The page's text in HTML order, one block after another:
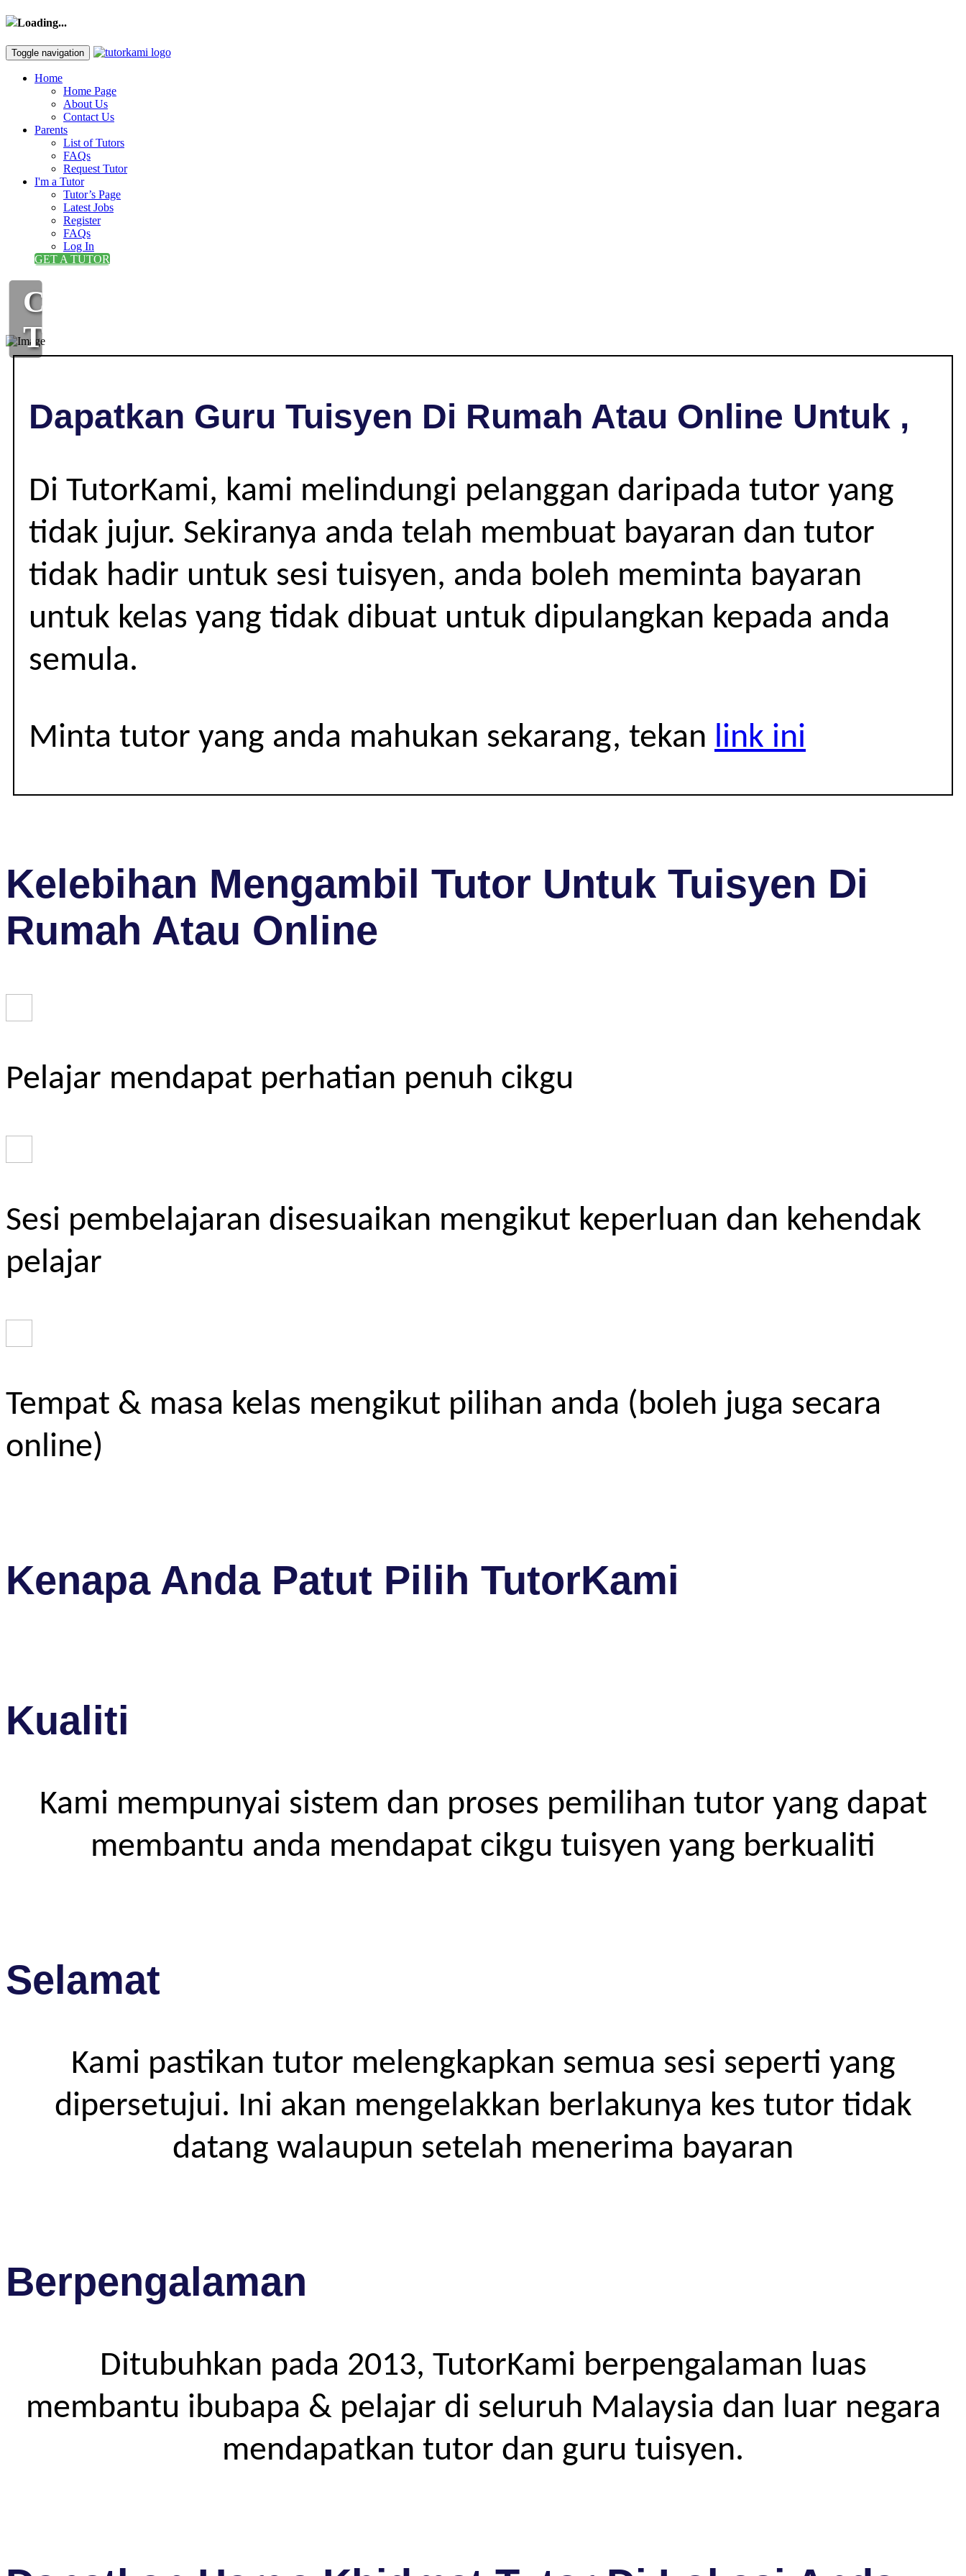
Loading...
Toggle navigation
Home
Home Page
About Us
Contact Us
Parents
List of Tutors
FAQs
Request Tutor
I'm a Tutor
Tutor’s Page
Latest Jobs
Register
FAQs
Log In
GET A TUTOR
CIKGU
TUISYEN
,Dapatkan Guru Tuisyen Di Rumah Atau Online Untuk ,
Di TutorKami, kami melindungi pelanggan daripada tutor yang
tidak jujur. Sekiranya anda telah membuat bayaran dan tutor
tidak hadir untuk sesi tuisyen, anda boleh meminta bayaran
untuk kelas yang tidak dibuat untuk dipulangkan kepada anda
semula.
Minta tutor yang anda mahukan sekarang, tekan link ini
Kelebihan Mengambil Tutor Untuk Tuisyen Di
Rumah Atau Online
Pelajar mendapat perhatian penuh cikgu
Sesi pembelajaran disesuaikan mengikut keperluan dan kehendak
pelajar
Tempat & masa kelas mengikut pilihan anda (boleh juga secara
online)
Kenapa Anda Patut Pilih TutorKami
Kualiti
Kami mempunyai sistem dan proses pemilihan tutor yang dapat
membantu anda mendapat cikgu tuisyen yang berkualiti
Selamat
Kami pastikan tutor melengkapkan semua sesi seperti yang
dipersetujui. Ini akan mengelakkan berlakunya kes tutor tidak
datang walaupun setelah menerima bayaran
Berpengalaman
Ditubuhkan pada 2013, TutorKami berpengalaman luas
membantu ibubapa & pelajar di seluruh Malaysia dan luar negara
mendapatkan tutor dan guru tuisyen.